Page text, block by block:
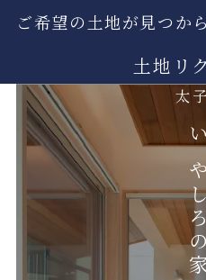
ご希望の土地が見つか
土地リ
太
いや